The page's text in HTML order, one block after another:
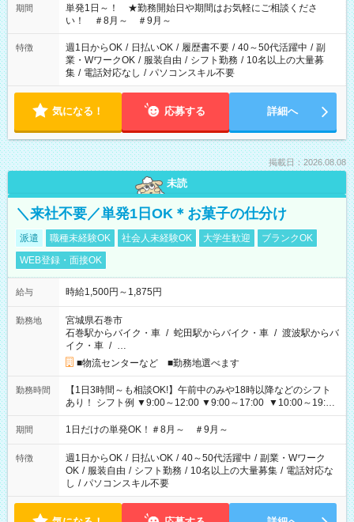
期間
単発1日～！ ★勤務開始日や期間はお気軽にご相談くださ
い！ ＃8月～ ＃9月～
特徴 週1日からOK / 日払いOK / 履歴書不要 / 40～50代活躍中 / 副
業・WワークOK / 服装自由 / シフト勤務 / 10名以上の大量募
集 / 電話対応なし / パソコンスキル不要
気になる！ 応募する 詳細へ
掲載日：2026.08.08
未読
＼来社不要／単発1日OK＊お菓子の仕分け
派遣 職種未経験OK 社会人未経験OK 大学生歓迎
ブランクOK
WEB登録・面接OK
給与 時給1,500円～1,875円
勤務地
宮城県石巻市
石巻駅からバイク・車 / 蛇田駅からバイク・車 / 渡波駅からバ
イク・車 / …
■物流センターなど ■勤務地選べます
勤務時間
【1日3時間～も相談OK!】午前中のみや18時以降などのシフト
あり！ シフト例 ▼9:00～12:00 ▼9:00～17:00 ▼10:00～19:00
▼18:00～21:00
期間 1日だけの単発OK！＃8月～ ＃9月～
特徴 週1日からOK / 日払いOK / 40～50代活躍中 / 副業・Wワーク
OK / 服装自由 / シフト勤務 / 10名以上の大量募集 / 電話対応な
し / パソコンスキル不要